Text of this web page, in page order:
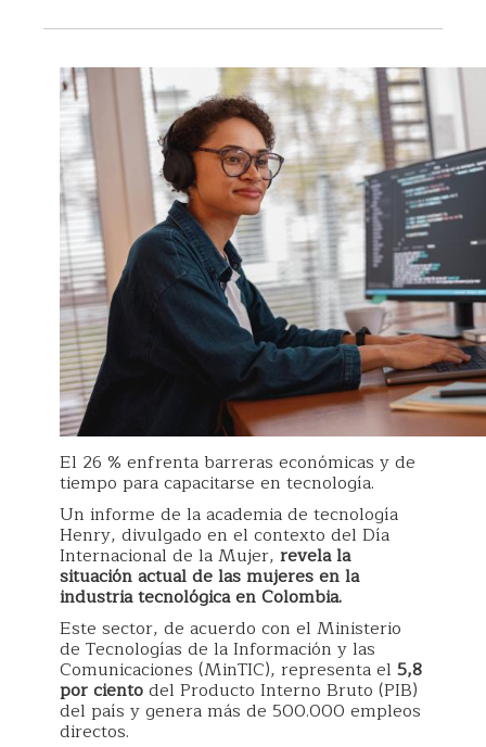
El 26 % enfrenta barreras económicas y de
tiempo para capacitarse en tecnología.
Un informe de la academia de tecnología
Henry, divulgado en el contexto del Día
Internacional de la Mujer, revela la
situación actual de las mujeres en la
industria tecnológica en Colombia.
Este sector, de acuerdo con el Ministerio
de Tecnologías de la Información y las
Comunicaciones (MinTIC), representa el 5,8
por cientodel Producto Interno Bruto (PIB)
del país y genera más de 500.000 empleos
directos.